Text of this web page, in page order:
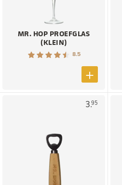
MR. HOP PROEFGLAS
(KLEIN)
8.5
3.95